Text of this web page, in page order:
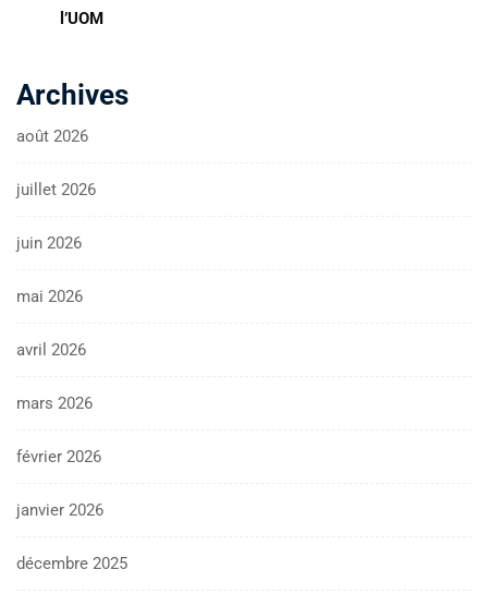
l’UOM
Archives
août 2026
juillet 2026
juin 2026
mai 2026
avril 2026
mars 2026
février 2026
janvier 2026
décembre 2025